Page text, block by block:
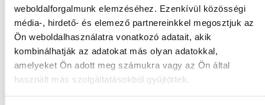
weboldalforgalmunk elemzéséhez. Ezenkívül közösségi
média-, hirdető- és elemező partnereinkkel megosztjuk az
Ön weboldalhasználatra vonatkozó adatait, akik
kombinálhatják az adatokat más olyan adatokkal,
amelyeket Ön adott meg számukra vagy az Ön által
használt más szolgáltatásokból gyűjtöttek.
Gyakori Kérdések (GYIK)
MILYEN
Macska